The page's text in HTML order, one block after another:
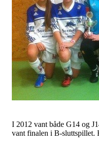
I 2012 vant både G14 og
vant finalen i B-sluttspillet.